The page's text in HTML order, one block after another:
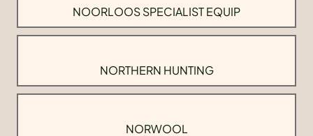
NOORLOOS SPECIALIST EQUIP
NORTHERN HUNTING
NORWOOL